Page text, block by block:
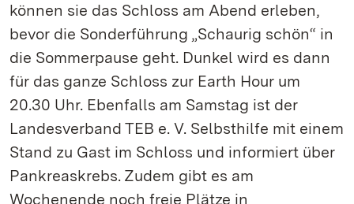
können sie das Schloss am Abend erleben,
bevor die Sonderführung „Schaurig schön“ in
die Sommerpause geht. Dunkel wird es dann
für das ganze Schloss zur Earth Hour um
20.30 Uhr. Ebenfalls am Samstag ist der
Landesverband TEB e. V. Selbsthilfe mit einem
Stand zu Gast im Schloss und informiert über
Pankreaskrebs. Zudem gibt es am
Wochenende noch freie Plätze in